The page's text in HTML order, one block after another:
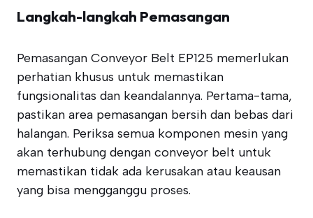
Langkah-langkah Pemasangan
Pemasangan Conveyor Belt EP125 memerlukan
perhatian khusus untuk memastikan
fungsionalitas dan keandalannya. Pertama-tama,
pastikan area pemasangan bersih dan bebas dari
halangan. Periksa semua komponen mesin yang
akan terhubung dengan conveyor belt untuk
memastikan tidak ada kerusakan atau keausan
yang bisa mengganggu proses.